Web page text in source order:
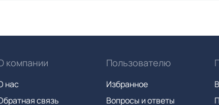
компании
нас
связь
Пользователю
Избранное
Вопросы и ответы